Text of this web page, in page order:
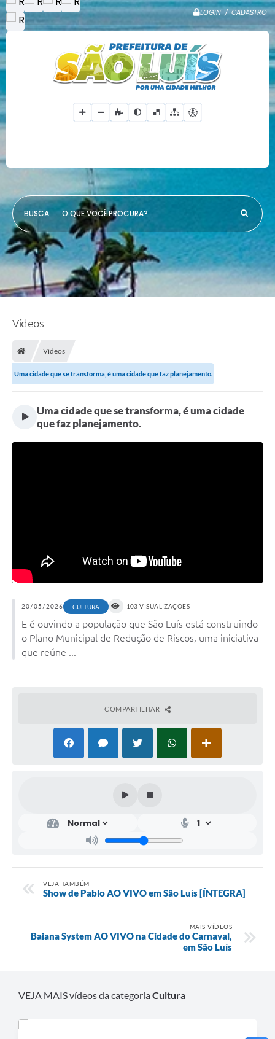
LOGIN / CADASTRO
O QUE VOCÊ PROCURA?
Vídeos
Vídeos
Uma cidade que se transforma, é uma cidade que faz planejamento.
Uma cidade que se transforma, é uma cidade
que faz planejamento.
20/05/2026 CULTURA 103 VISUALIZAÇÕES
E é ouvindo a população que São Luís está construindo
o Plano Municipal de Redução de Riscos, uma iniciativa
que reúne ...
COMPARTILHAR
VEJA TAMBÉM
Show de Pablo AO VIVO em São Luís [ÍNTEGRA]
MAIS VÍDEOS
Baiana System AO VIVO na Cidade do Carnaval,
em São Luís
VEJA MAIS vídeos da categoriaCultura